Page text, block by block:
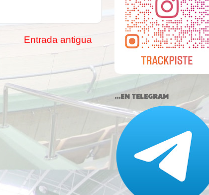
Entrada antigua
...EN TELEGRAM